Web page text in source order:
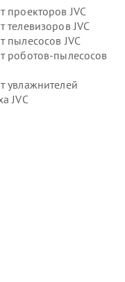
проекторов JVC
телевизоров JVC
пылесосов JVC
роботов-пылесосов
увлажнителей
JVC